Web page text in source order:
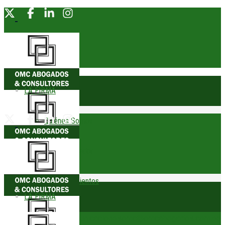
LA FIRMA
Quiénes Somos
Socio Fundador
Reconocimientos
Trofeos
LA FIRMA